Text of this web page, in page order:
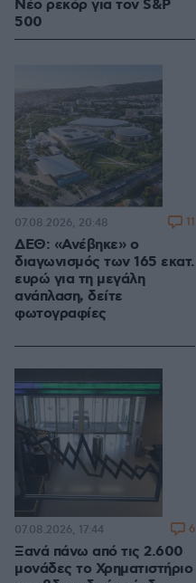
Νέο ρεκόρ για τον S&P
500
ΔΕΘ: «Ανέβηκε» ο
διαγωνισμός των 165 εκατ.
ευρώ για τη μεγάλη
ανάπλαση, δείτε
φωτογραφίες
07.08.2026, 20:48 11
Ξανά πάνω από τις 2.600
μονάδες το Χρηματιστήριο
07.08.2026, 17:44 6